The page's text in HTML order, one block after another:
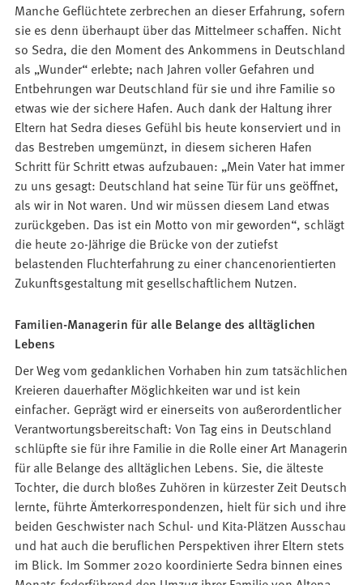
Manche Geflüchtete zerbrechen an dieser Erfahrung, sofern
sie es denn überhaupt über das Mittelmeer schaffen. Nicht
so Sedra, die den Moment des Ankommens in Deutschland
als „Wunder“ erlebte; nach Jahren voller Gefahren und
Entbehrungen war Deutschland für sie und ihre Familie so
etwas wie der sichere Hafen. Auch dank der Haltung ihrer
Eltern hat Sedra dieses Gefühl bis heute konserviert und in
das Bestreben umgemünzt, in diesem sicheren Hafen
Schritt für Schritt etwas aufzubauen: „Mein Vater hat immer
zu uns gesagt: Deutschland hat seine Tür für uns geöffnet,
als wir in Not waren. Und wir müssen diesem Land etwas
zurückgeben. Das ist ein Motto von mir geworden“, schlägt
die heute 20-Jährige die Brücke von der zutiefst
belastenden Fluchterfahrung zu einer chancenorientierten
Zukunftsgestaltung mit gesellschaftlichem Nutzen.
Familien-Managerin für alle Belange des alltäglichen
Lebens
Der Weg vom gedanklichen Vorhaben hin zum tatsächlichen
Kreieren dauerhafter Möglichkeiten war und ist kein
einfacher. Geprägt wird er einerseits von außerordentlicher
Verantwortungsbereitschaft: Von Tag eins in Deutschland
schlüpfte sie für ihre Familie in die Rolle einer Art Managerin
für alle Belange des alltäglichen Lebens. Sie, die älteste
Tochter, die durch bloßes Zuhören in kürzester Zeit Deutsch
lernte, führte Ämterkorrespondenzen, hielt für sich und ihre
beiden Geschwister nach Schul- und Kita-Plätzen Ausschau
und hat auch die beruflichen Perspektiven ihrer Eltern stets
im Blick. Im Sommer 2020 koordinierte Sedra binnen eines